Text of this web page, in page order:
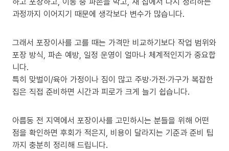
과정까지 이어지기 때문에 생각보다 변수가 많습니다.
그래서 포장이사를 고를 때는 가격만 비교하기보다 작업 범위와
포장 방식, 파손 예방, 일정 운영이 얼마나 체계적인지가 중요합
니다.
특히 맞벌이/육아 가정이나 짐이 많고 주방·가전·가구가 복잡한
집은 직접 준비하면 시간과 피로가 크게 늘기 쉽습니다.
아름동 전 지역에서 포장이사를 고민하시는 분들을 위해 어떤
점을 확인하면 후회가 적은지, 비용이 달라지는 기준과 준비 팁
까지 충분히 정리해 드립니다.